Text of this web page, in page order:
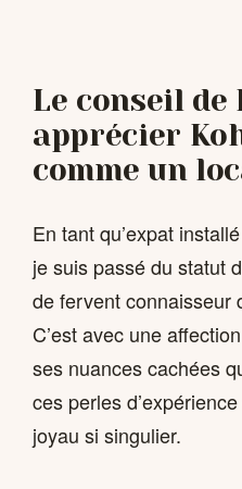
Le conseil de
apprécier
comme un
En tant qu’expat
je suis passé du statut
de fervent connaisseur
C’est avec une
ses nuances cachées
ces perles
joyau si singulier.